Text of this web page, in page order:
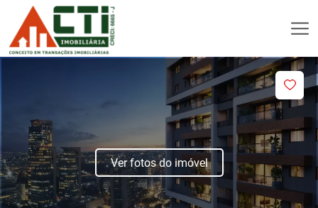
Ver fotos do imóvel